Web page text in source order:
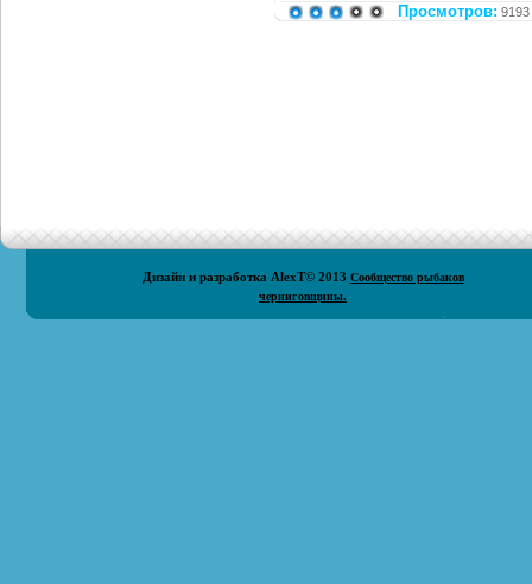
Просмотров:
Дизайн и разработка AlexT© 2013 Сообщество рыбаков
черниговщины.